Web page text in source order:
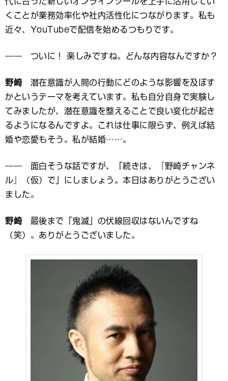
くことが業務効率化や社内活性化につながります。私も
近々、YouTubeで配信を始めるつもりです。
―― ついに！ 楽しみですね。どんな内容なんですか？
野崎 潜在意識が人間の行動にどのような影響を及ぼす
かというテーマを考えています。私も自分自身で実験し
てみましたが、潜在意識を整えることで良い変化が起き
るようになるんですよ。これは仕事に限らず、例えば結
婚や恋愛もそう。私が結婚……。
―― 面白そうな話ですが、「続きは、『野崎チャンネ
ル』（仮）で」にしましょう。本日はありがとうござい
ました。
野崎 最後まで「鬼滅」の伏線回収はないんですね
（笑）。ありがとうございました。